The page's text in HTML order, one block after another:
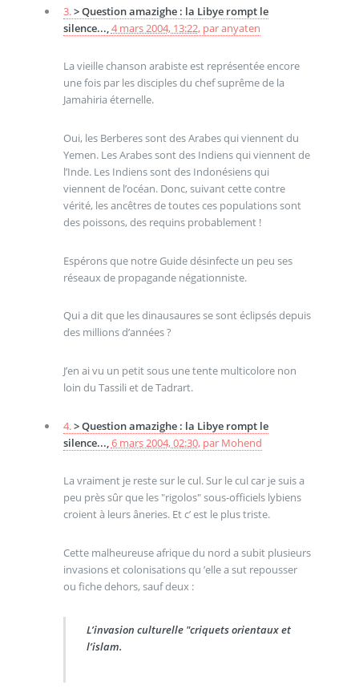
3.> Question amazighe : la Libye rompt le
silence...,4 mars 2004, 13:22, paranyaten
La vieille chanson arabiste est représentée encore
une fois par les disciples du chef suprême de la
Jamahiria éternelle.
Oui, les Berberes sont des Arabes qui viennent du
Yemen. Les Arabes sont des Indiens qui viennent de
l’Inde. Les Indiens sont des Indonésiens qui
viennent de l’océan. Donc, suivant cette contre
vérité, les ancêtres de toutes ces populations sont
des poissons, des requins probablement !
Espérons que notre Guide désinfecte un peu ses
réseaux de propagande négationniste.
Qui a dit que les dinausaures se sont éclipsés depuis
des millions d’années ?
J’en ai vu un petit sous une tente multicolore non
loin du Tassili et de Tadrart.
4.> Question amazighe : la Libye rompt le
silence...,6 mars 2004, 02:30, par Mohend
La vraiment je reste sur le cul. Sur le cul car je suis a
peu près sûr que les "rigolos" sous-officiels lybiens
croient à leurs âneries. Et c’ est le plus triste.
Cette malheureuse afrique du nord a subit plusieurs
invasions et colonisations qu ’elle a sut repousser
ou fiche dehors, sauf deux :
L’invasion culturelle "criquets orientaux et
l’islam.